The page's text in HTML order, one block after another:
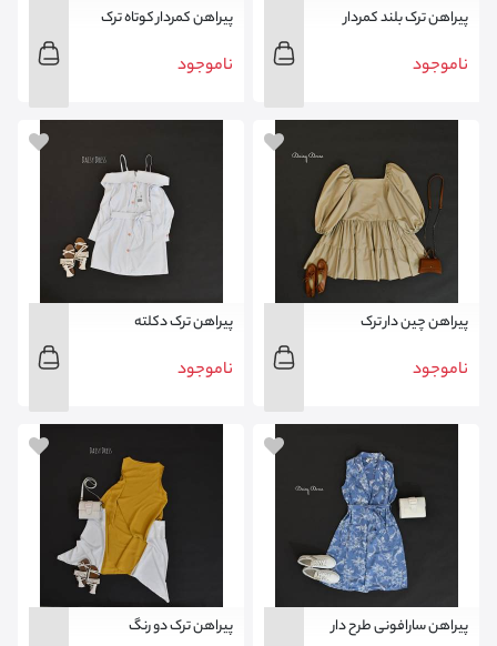
پیراهن ترک بلند کمردار
ناموجود
پیراهن کمردار کوتاه ترک
ناموجود
پیراهن چین دار ترک
ناموجود
پیراهن ترک دکلته
ناموجود
پیراهن سارافونی طرح دار پیراهن ترک دو رنگ